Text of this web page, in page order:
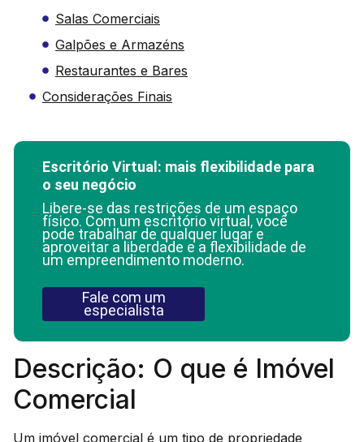
Salas Comerciais
Galpões e Armazéns
Restaurantes e Bares
Considerações Finais
Escritório Virtual: mais flexibilidade para
o seu negócio
Libere-se das restrições de um espaço
físico. Com um escritório virtual, você
pode trabalhar de qualquer lugar e
aproveitar a liberdade e a flexibilidade de
um empreendimento moderno.
Fale com um
especialista
Descrição: O que é Imóvel
Comercial
Um imóvel comercial é um tipo de propriedade